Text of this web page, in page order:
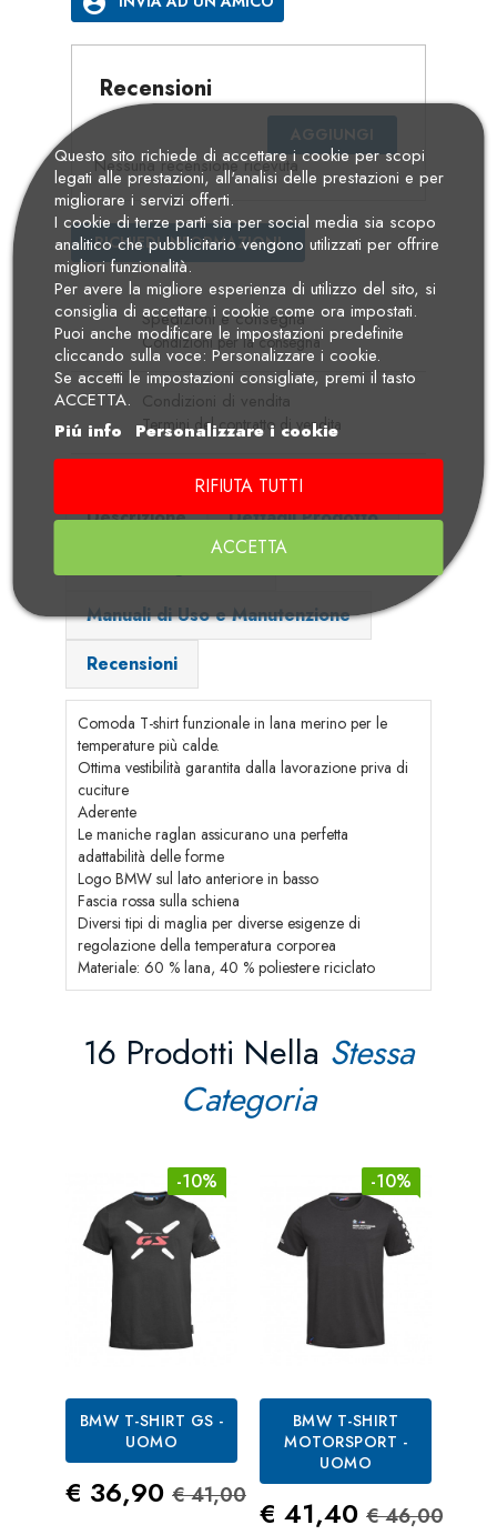
Recensioni
AGGIUNGI
Nessuna recensione ricevuta
RICHIEDI INFORMAZIONI
Spedizioni e consegna
Condizioni per la consegna
Condizioni di vendita
Termini del contratto di vendita
Descrizione
Dettagli Prodotto
Manuali di Uso e Manutenzione
Recensioni
Comoda T-shirt funzionale in lana merino per le
temperature più calde.
Ottima vestibilità garantita dalla lavorazione priva di
cuciture
Aderente
Le maniche raglan assicurano una perfetta
adattabilità delle forme
Logo BMW sul lato anteriore in basso
Fascia rossa sulla schiena
Diversi tipi di maglia per diverse esigenze di
regolazione della temperatura corporea
Materiale: 60 % lana, 40 % poliestere riciclato
16 Prodotti Nella Stessa
Categoria
-10%
BMW T-SHIRT GS -
UOMO
Prezzo
€ 36,90 Prezzo Standard
€ 41,00
-10%
BMW T-SHIRT
MOTORSPORT -
UOMO
Prezzo
€ 41,40 Prezzo
€ 46,00
Questo sito richiede di accettare i cookie per scopi
legati alle prestazioni, all'analisi delle prestazioni e per
migliorare i servizi offerti.
I cookie di terze parti sia per social media sia scopo
analitico che pubblicitario vengono utilizzati per offrire
migliori funzionalità.
Per avere la migliore esperienza di utilizzo del sito, si
consiglia di accettare i cookie come ora impostati.
Puoi anche modificare le impostazioni predefinite
cliccando sulla voce: Personalizzare i cookie.
Se accetti le impostazioni consigliate, premi il tasto
ACCETTA.
Piú info
Personalizzare i cookie
RIFIUTA TUTTI
ACCETTA